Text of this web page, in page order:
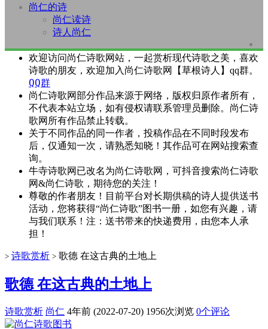
尚仁的诗
尚仁读诗
诗人尚仁
欢迎访问尚仁诗歌网站，一起赏析现代诗歌之美，喜欢
诗歌的朋友，欢迎加入尚仁诗歌网【草根诗人】qq群。
QQ群
尚仁诗歌网部分作品来源于网络，版权归原作者所有，
不代表本站立场，如有侵权请联系管理员删除。尚仁诗
歌网所有作品禁止转载。
关于不同作品的同一作者，投稿作品在不同时段发布
后，仅通知一次，请熟悉知晓！其作品可在网站搜索查
询。
牛寺诗歌网已改名为尚仁诗歌网，可抖音搜索尚仁诗歌
网&尚仁诗歌，期待您的关注！
尊敬的作者朋友！目前平台对长期供稿的诗人提供送书
活动，您将获得“尚仁诗歌”图书一册，如您有兴趣，请
与我们联系！注：送书带来的快递费用，由您本人承
担！
> 诗歌赏析 > 歌德 在这古典的土地上
歌德 在这古典的土地上
诗歌赏析 尚仁 4年前 (2022-07-20) 1956次浏览 0个评论